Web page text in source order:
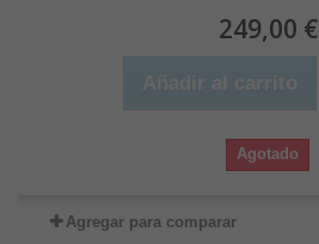
249,00 €
Agotado
Agregar para comparar